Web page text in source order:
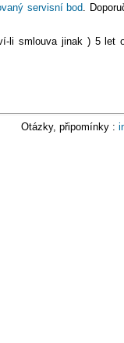
servisní bod .
smlouva jinak ) 5 let
Otázky, připomínky :